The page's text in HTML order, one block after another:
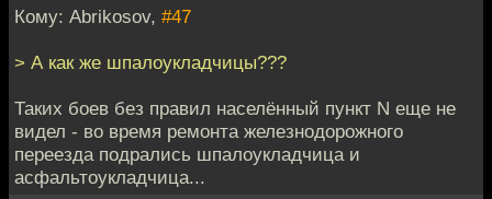
Кому: Abrikosov, #47
> А как же шпалоукладчицы???
Таких боев без правил населённый пункт N еще не
видел - во время ремонта железнодорожного
переезда подрались шпалоукладчица и
асфальтоукладчица...